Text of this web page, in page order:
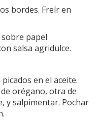
bordes. Freír en
papel
salsa agridulce.
en el aceite.
orégano, otra de
y salpimentar. Pochar